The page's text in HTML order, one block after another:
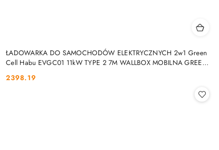
ŁADOWARKA DO SAMOCHODÓW ELEKTRYCZNYCH 2w1 Green
Cell Habu EVGC01 11kW TYPE 2 7M WALLBOX MOBILNA GREEN
Cena:
2398.19